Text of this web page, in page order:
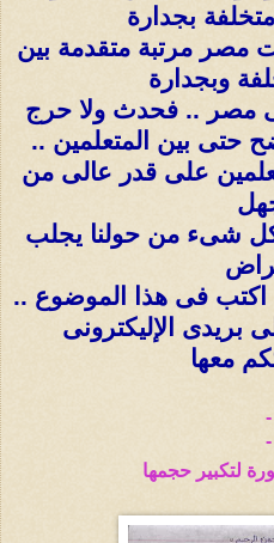
بجدارة
مصر مرتبة متقدمة بين
وبجدارة
مصر .. فحدث ولا حرج
حتى بين المتعلمين ..
على قدر عالى من
شىء من حولنا يجلب
اكتب فى هذا الموضوع ..
بريدى الإليكترونى
معها
-
-
لتكبير حجمها